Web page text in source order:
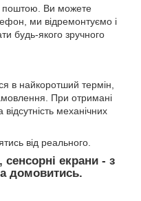
поштою. Ви можете
ми відремонтуємо і
будь-якого зручного
в найкоротший термін,
При отримані
механічних
від реального.
екрани - з
домовитись.